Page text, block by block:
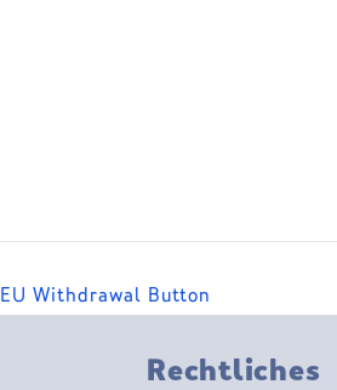
EU Withdrawal Button
Rechtliches